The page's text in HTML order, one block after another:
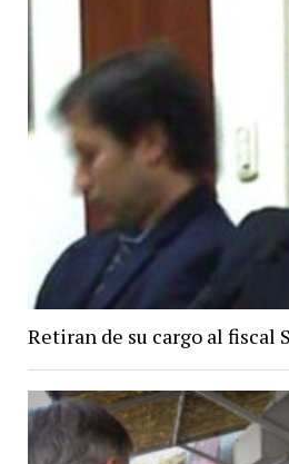
Retiran de su cargo al fiscal